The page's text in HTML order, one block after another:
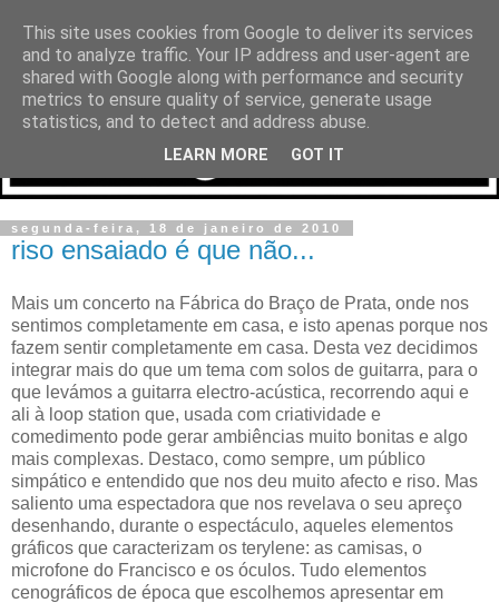
segunda-feira, 18 de janeiro de 2010
riso ensaiado é que não...
Mais um concerto na Fábrica do Braço de Prata, onde nos
sentimos completamente em casa, e isto apenas porque nos
fazem sentir completamente em casa. Desta vez decidimos
integrar mais do que um tema com solos de guitarra, para o
que levámos a guitarra electro-acústica, recorrendo aqui e
ali à loop station que, usada com criatividade e
comedimento pode gerar ambiências muito bonitas e algo
mais complexas. Destaco, como sempre, um público
simpático e entendido que nos deu muito afecto e riso. Mas
saliento uma espectadora que nos revelava o seu apreço
desenhando, durante o espectáculo, aqueles elementos
gráficos que caracterizam os terylene: as camisas, o
microfone do Francisco e os óculos. Tudo elementos
cenográficos de época que escolhemos apresentar em
This site uses cookies from Google to deliver its services
and to analyze traffic. Your IP address and user-agent are
shared with Google along with performance and security
metrics to ensure quality of service, generate usage
statistics, and to detect and address abuse.
LEARN MORE GOT IT